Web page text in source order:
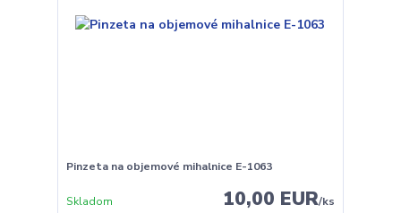
Pinzeta na objemové mihalnice E-1063
10,00 EUR/ks
Skladom